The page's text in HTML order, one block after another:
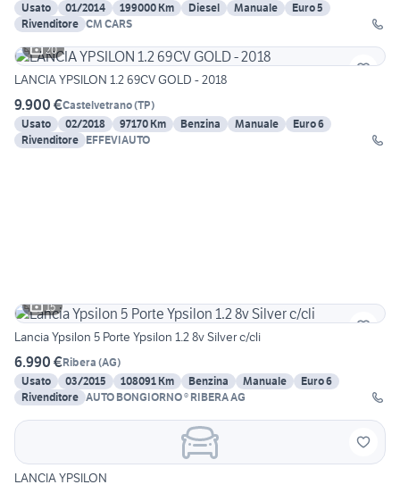
Usato
01/2014 199000 Km Diesel Manuale
Euro 5
Rivenditore CM CARS
20
LANCIA YPSILON 1.2 69CV GOLD - 2018
9.900 €Castelvetrano(TP)
Usato
02/2018 97170 Km Benzina Manuale
Euro 6
Rivenditore EFFEVIAUTO
15
Lancia Ypsilon 5 Porte Ypsilon 1.2 8v Silver c/cli
6.990 €Ribera (AG)
Usato
03/2015 108091 Km Benzina Manuale
Euro 6
Rivenditore AUTO BONGIORNO ® RIBERA AG
LANCIA YPSILON